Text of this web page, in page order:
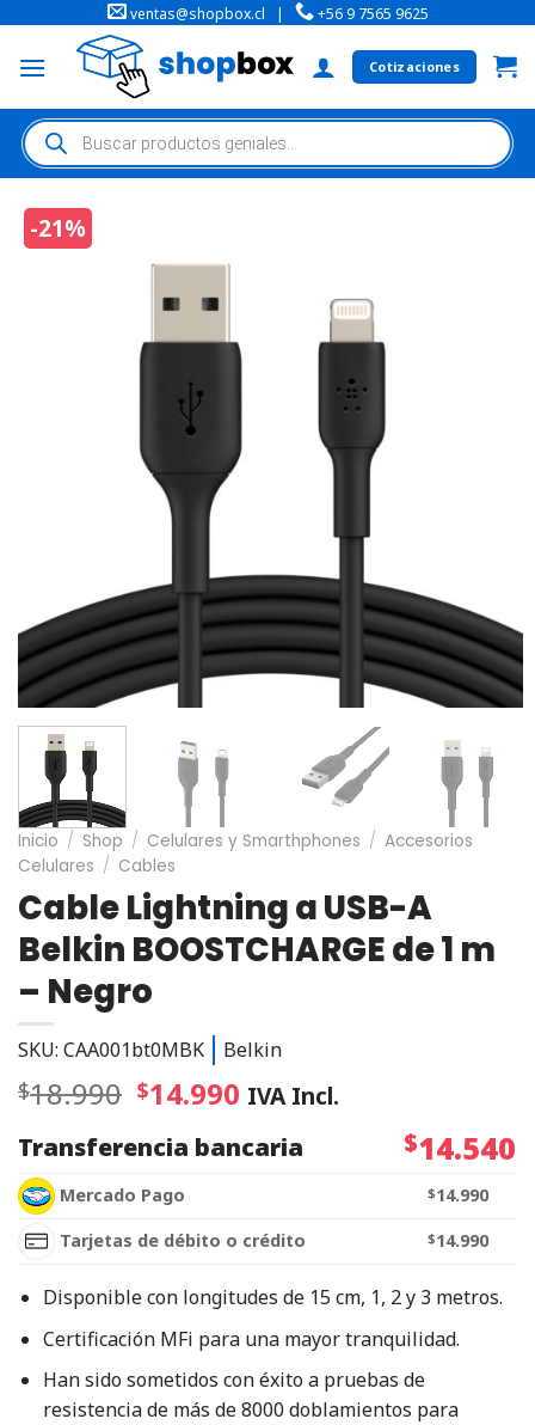
ventas@shopbox.cl | +56 9 7565 9625
Cotizaciones
-21%
Inicio / Shop / Celulares y Smarthphones / Accesorios
Celulares / Cables
Cable Lightning a USB-A
Belkin BOOSTCHARGE de 1 m
– Negro
SKU: CAA001bt0MBK Belkin
$18.990 $14.990 IVA Incl.
Transferencia bancaria
$14.540
Mercado Pago $14.990
Tarjetas de débito o crédito
$14.990
Disponible con longitudes de 15 cm, 1, 2 y 3 metros.
Certificación MFi para una mayor tranquilidad.
Han sido sometidos con éxito a pruebas de
resistencia de más de 8000 doblamientos para